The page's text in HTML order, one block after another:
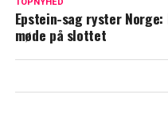
Epstein-sag ryster
møde på slottet